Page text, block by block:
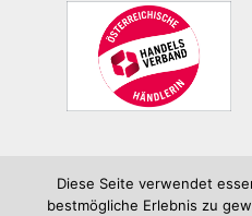
Diese Seite verwendet
bestmögliche Erlebnis zu